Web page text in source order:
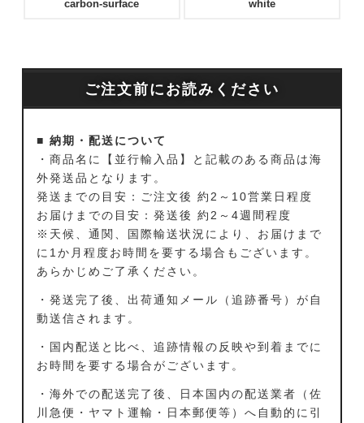
carbon-surface white
ご注文前にお読みください
■ 納期・配送について
・商品名に【並行輸入品】と記載のある商品は海
外発送品となります。
発送までの目安：ご注文後 約2～10営業日程度
お届けまでの目安：発送後 約2～4週間程度
※天候、通関、国際輸送状況により、お届けまで
に1か月程度お時間を要する場合もございます。
あらかじめご了承ください。
・発送完了後、出荷通知メール（追跡番号）が自
動送信されます。
・国内配送と比べ、追跡情報の反映や到着までに
お時間を要する場合がございます。
・海外での配送完了後、日本国内の配送業者（佐
川急便・ヤマト運輸・日本郵便等）へ自動的に引